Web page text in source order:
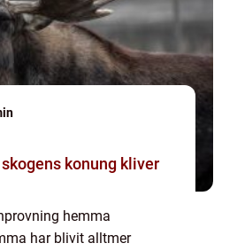
konung kliver
hemma
har blivit alltmer